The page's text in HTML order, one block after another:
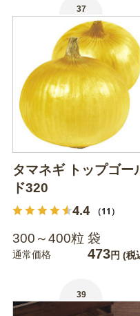
37
タマネギ トップゴー
ド320
4.4 （11）
300～400粒 袋
通常価格 473円 (税
39